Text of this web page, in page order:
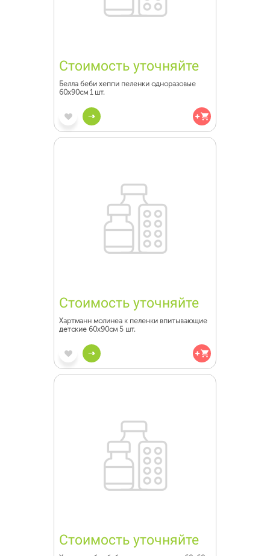
Стоимость уточняйте
Белла беби хеппи пеленки одноразовые
60х90см 1 шт.
Стоимость уточняйте
Хартманн молинеа к пеленки впитывающие
детские 60х90см 5 шт.
Стоимость уточняйте